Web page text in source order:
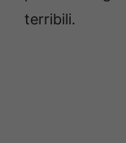
terribili.